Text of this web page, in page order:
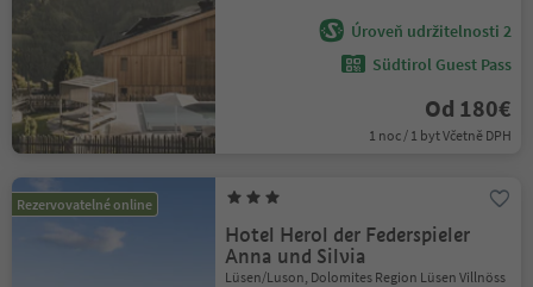
Úroveň udržitelnosti 2
Südtirol Guest Pass
Od 180€
1 noc / 1 byt Včetně DPH
Rezervovatelné online
Hotel Herol der Federspieler
Anna und Silvia
Lüsen/Luson, Dolomites Region Lüsen Villnöss